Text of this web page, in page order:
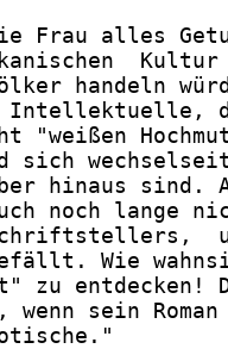
Frau alles
Kultur
handeln
"weißen
sich
hinaus sind.
noch lange
Wie
zu entdecken!
wenn sein Roman